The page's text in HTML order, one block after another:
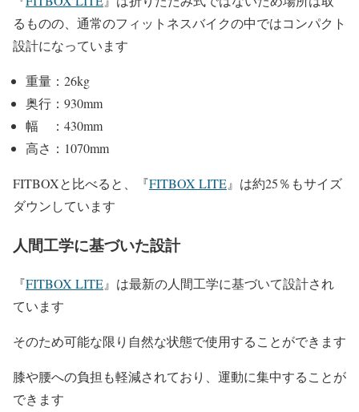
るものの、通常のフィットネスバイクの中ではコンパクト
設計になっています
重量：26kg
奥行：930mm
幅 ：430mm
高さ：1070mm
FITBOXと比べると、『FITBOX LITE』は約25％もサイズ
ダウンしています
人間工学に基づいた設計
『FITBOX LITE』は最新の人間工学に基づいて設計され
ています
そのため可能な限り自然な状態で使用することができます
膝や腰への負担も軽減されており、運動に集中することが
できます